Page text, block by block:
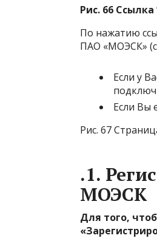
Рис. 66
По нажатию
ПАО «МОЭСК»
Если у
Если Вы
Рис. 67
.1.
МОЭСК
Для того,